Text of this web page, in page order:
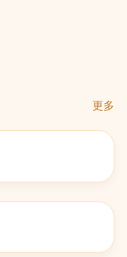
更多